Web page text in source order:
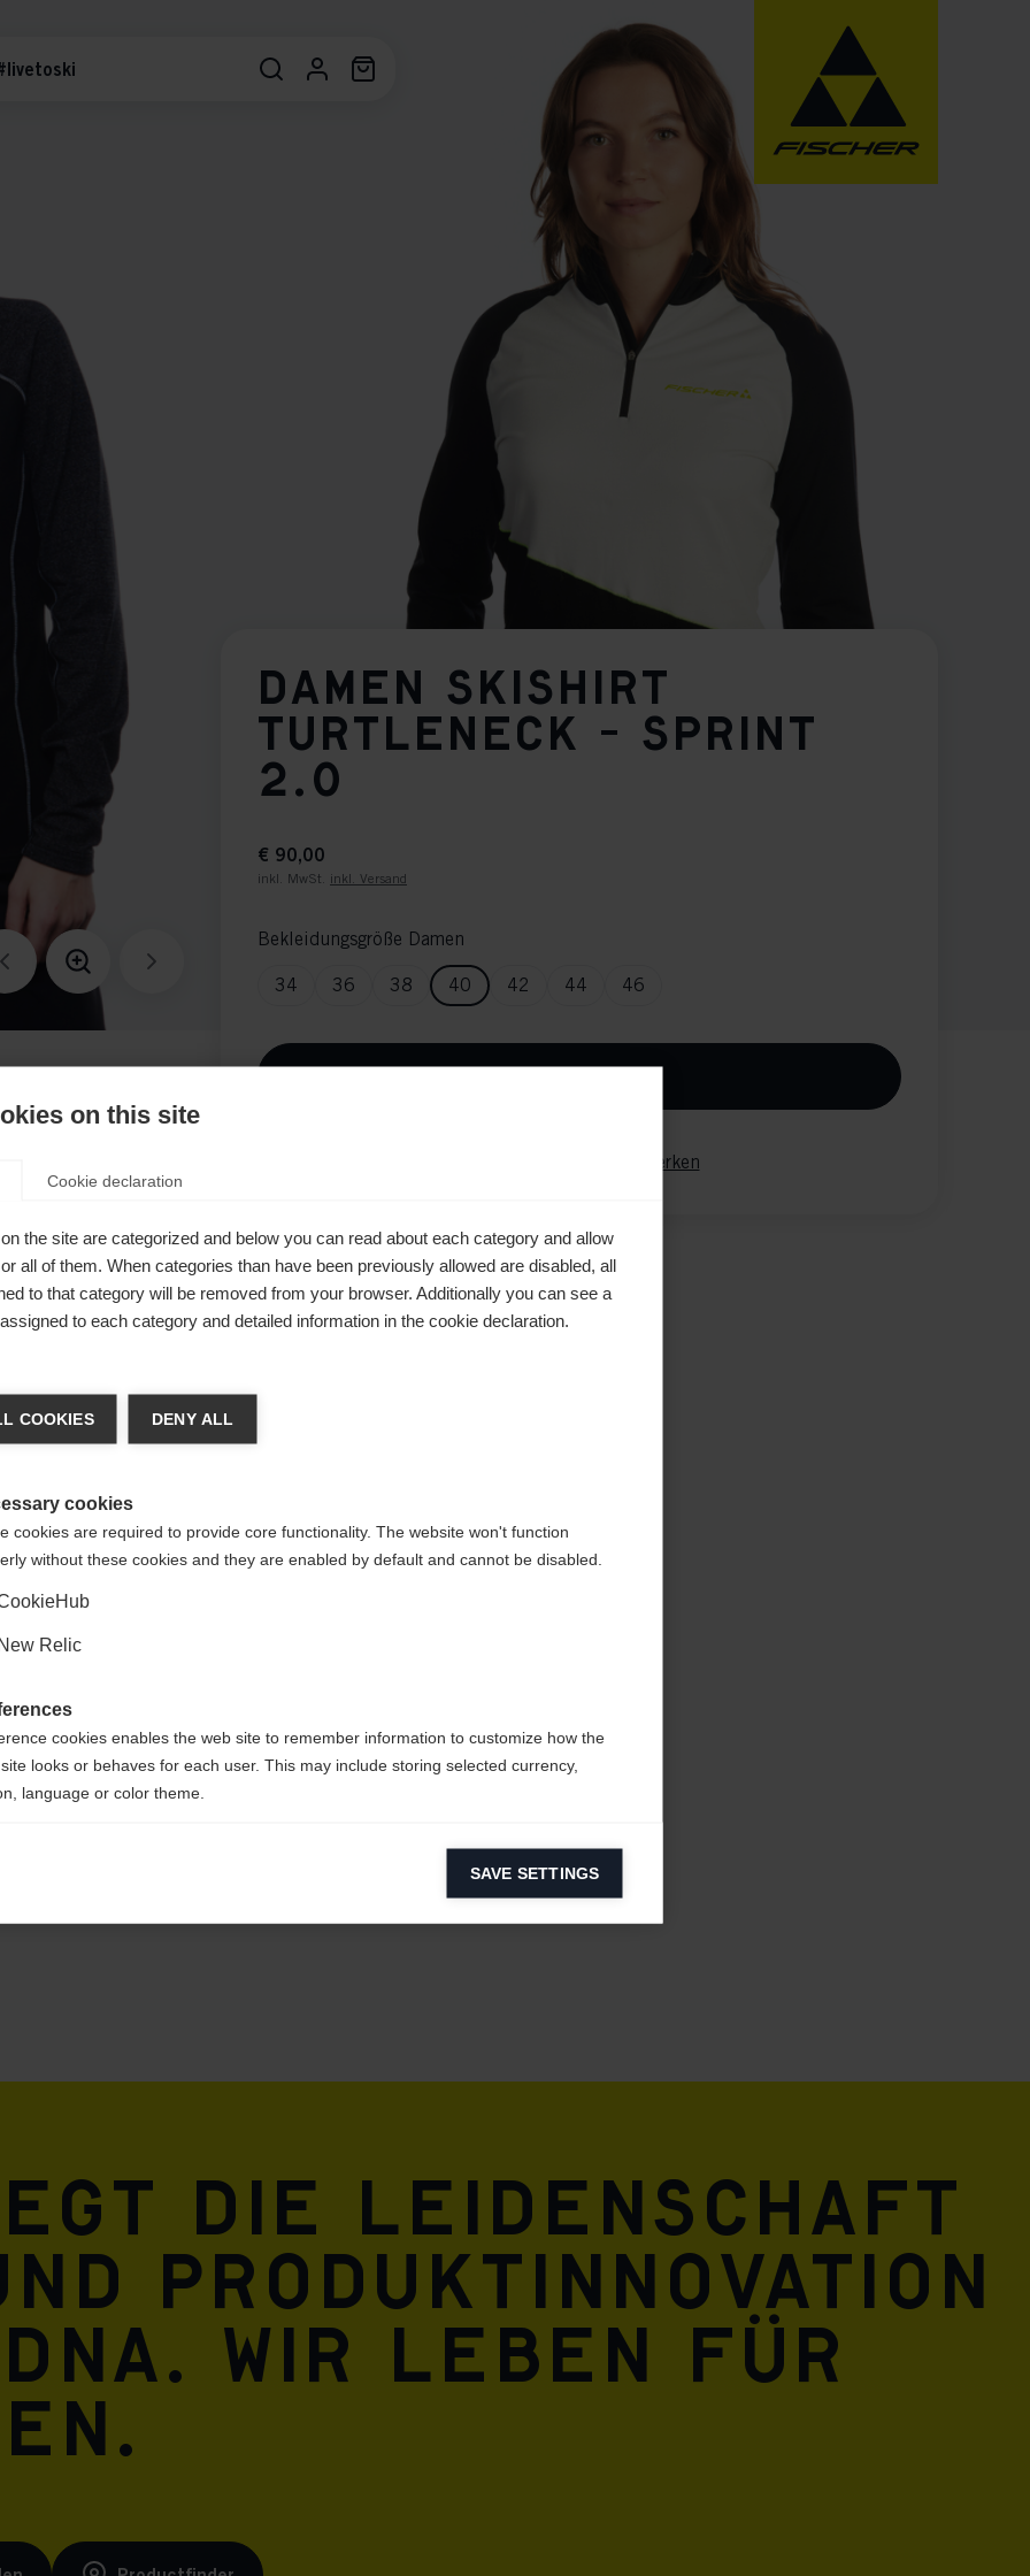
DAMEN SKISHIRT
TURTLENECK - SPRINT
2.0
€ 90,00
inkl. MwSt. inkl. Versand
Bekleidungsgröße Damen
34 36 38 40 42 44 46
Merken
und zu
zip
Charakter.
/ 3%
die Leidenschaft
Produktinnovation
Wir leben für
wechseln
Staaten (Englisch)
Ja, ich möchte umgeleitet werden
on this site
Cookie declaration
the site are categorized and below you can read about each category and allow
all of them. When categories than have been previously allowed are disabled, all
to that category will be removed from your browser. Additionally you can see a
to each category and detailed information in the cookie declaration.
COOKIES DENY ALL
cookies
cookies are required to provide core functionality. The website won't function
without these cookies and they are enabled by default and cannot be disabled.
New Relic
cookies enables the web site to remember information to customize how the
looks or behaves for each user. This may include storing selected currency,
language or color theme.
cookies help us improve our website by collecting and reporting information on
Pixel
SAVE SETTINGS